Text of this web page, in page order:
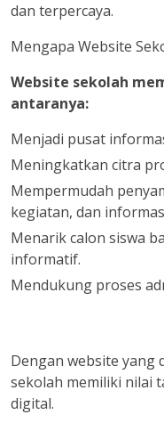
dan terpercaya.
Mengapa Website
Website sekolah
antaranya:
Menjadi pusat
Meningkatkan citra
Mempermudah
kegiatan, dan
Menarik calon siswa
informatif.
Mendukung proses
Dengan website yang
sekolah memiliki nilai
digital.